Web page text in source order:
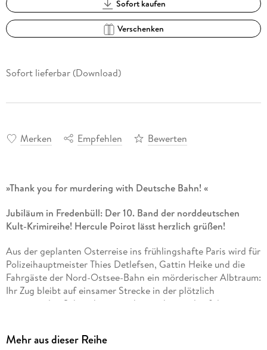
Sofort kaufen
Verschenken
Sofort lieferbar (Download)
Merken Empfehlen Bewerten
»Thank you for murdering with Deutsche Bahn! «
Jubiläum in Fredenbüll: Der 10. Band der norddeutschen
Kult-Krimireihe! Hercule Poirot lässt herzlich grüßen!
Aus der geplanten Osterreise ins frühlingshafte Paris wird für
Polizeihauptmeister Thies Detlefsen, Gattin Heike und die
Fahrgäste der Nord-Ostsee-Bahn ein mörderischer Albtraum:
Ihr Zug bleibt auf einsamer Strecke in der plötzlich
einsetzenden Schneekatastrophe stecken und auf der
Fredenbüll haben die Belegschaft der Hidde Kist und die
Mehr aus dieser Reihe